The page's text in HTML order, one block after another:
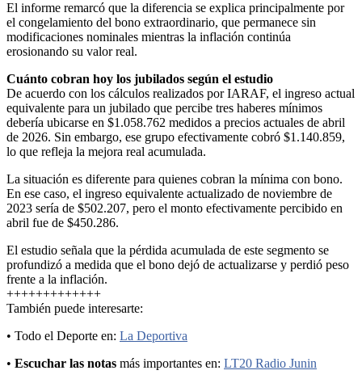
El informe remarcó que la diferencia se explica principalmente por
el congelamiento del bono extraordinario, que permanece sin
modificaciones nominales mientras la inflación continúa
erosionando su valor real.
Cuánto cobran hoy los jubilados según el estudio
De acuerdo con los cálculos realizados por IARAF, el ingreso actual
equivalente para un jubilado que percibe tres haberes mínimos
debería ubicarse en $1.058.762 medidos a precios actuales de abril
de 2026. Sin embargo, ese grupo efectivamente cobró $1.140.859,
lo que refleja la mejora real acumulada.
La situación es diferente para quienes cobran la mínima con bono.
En ese caso, el ingreso equivalente actualizado de noviembre de
2023 sería de $502.207, pero el monto efectivamente percibido en
abril fue de $450.286.
El estudio señala que la pérdida acumulada de este segmento se
profundizó a medida que el bono dejó de actualizarse y perdió peso
frente a la inflación.
+++++++++++++
También puede interesarte:
• Todo el Deporte en: La Deportiva
• Escuchar las notas más importantes en: LT20 Radio Junin